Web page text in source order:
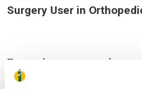
Surgery User in
Στοιχεία επικοινωνίας:
Διεύθυνση ιατρείου: